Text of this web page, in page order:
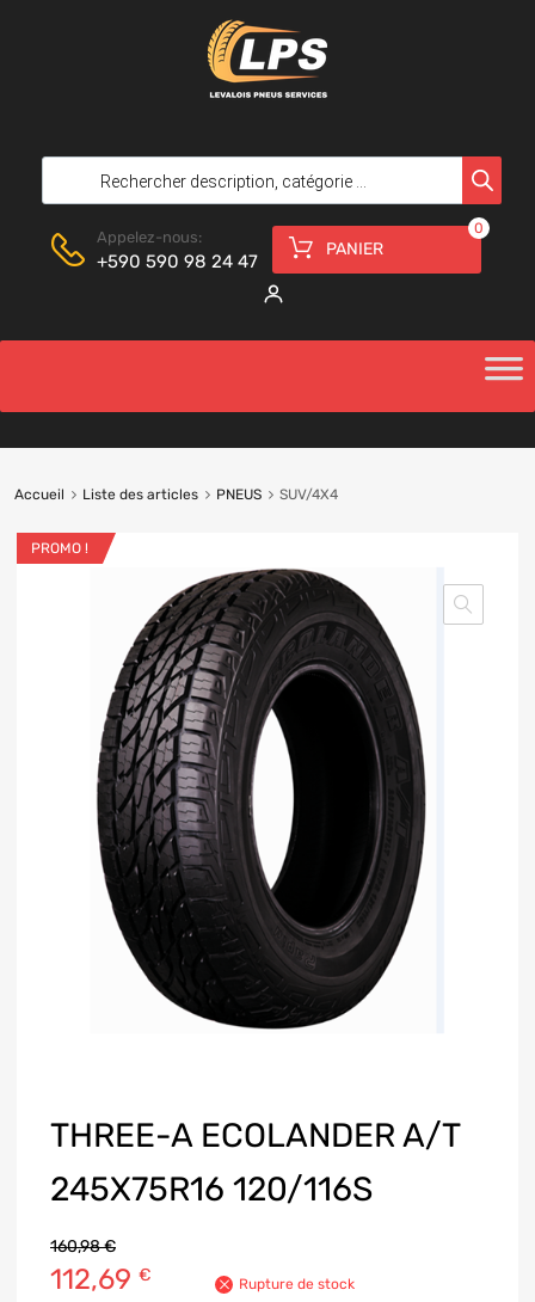
Appelez-nous:
+590 590 98 24 47
PANIER
0
Accueil Liste des articles PNEUS SUV/4X4
PROMO !
THREE-A ECOLANDER A/T
245X75R16 120/116S
160,98€
112,69 € Rupture de stock